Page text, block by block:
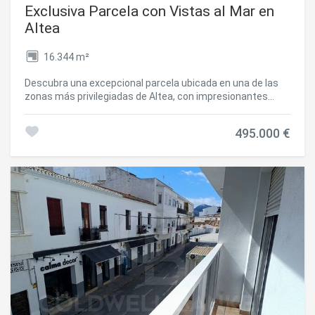
Exclusiva Parcela con Vistas al Mar en
Altea
16.344 m²
Descubra una excepcional parcela ubicada en una de las
zonas más privilegiadas de Altea, con impresionantes
posibilidad de construir una elegante vivienda unifamiliar
para disfrutar del estilo de vida mediterráneo. Además, la
normativa permite la construcción de un establo o
dependencia agrícola, aportando un valor añadido para
quienes buscan una finca con múltiples posibilidades. Su
excelente ubicación sitúa la propiedad a tan solo 2
minutos del campo de golf, 5 minutos del centro de Altea,
45 minutos del Aeropuerto Internacional de Alicante y
aproximadamente 1 hora del Aeropuerto de Valencia,
ofreciendo un equilibrio perfecto entre tranquilidad y
accesibilidad. La parcela dispone de derechos de agua, un
elemento de gran valor para futuros proyectos
495.000 €